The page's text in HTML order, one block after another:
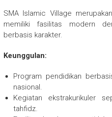
SMA Islamic Village
memiliki fasilitas modern
berbasis karakter.
Keunggulan:
Program pendidikan
nasional.
Kegiatan ekstrakurikuler
tahfidz.